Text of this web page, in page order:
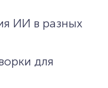
ИИ в разных
для